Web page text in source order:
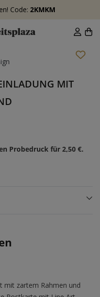
Code: 2KMKM
MIT
Probedruck für 2,50 €.
mit zartem Rahmen und